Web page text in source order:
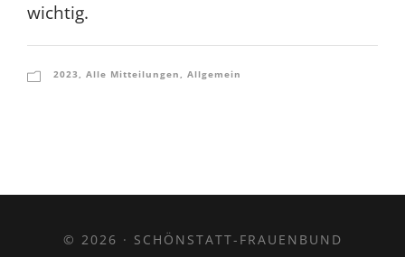
wichtig.
2023, Alle Mitteilungen, Allgemein
© 2026 · SCHÖNSTATT-FRAUENBUND